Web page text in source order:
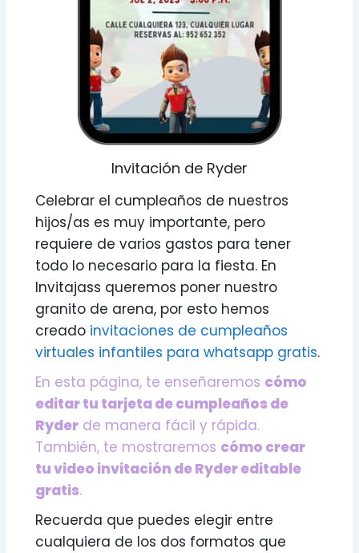
Invitación de Ryder
Celebrar el cumpleaños de nuestros
hijos/as es muy importante, pero
requiere de varios gastos para tener
todo lo necesario para la fiesta. En
Invitajass queremos poner nuestro
granito de arena, por esto hemos
creado invitaciones de cumpleaños
virtuales infantiles para whatsapp gratis.
En esta página, te enseñaremos cómo
editar tu tarjeta de cumpleaños de
Ryder de manera fácil y rápida.
También, te mostraremos cómo crear
tu video invitación de Ryder editable
gratis.
Recuerda que puedes elegir entre
cualquiera de los dos formatos que